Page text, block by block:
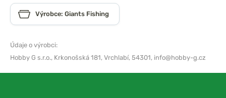
Výrobce: Giants Fishing
Údaje o výrobci:
Hobby G s.r.o., Krkonošská 181, Vrchlabí, 54301, info@hobby-g.cz